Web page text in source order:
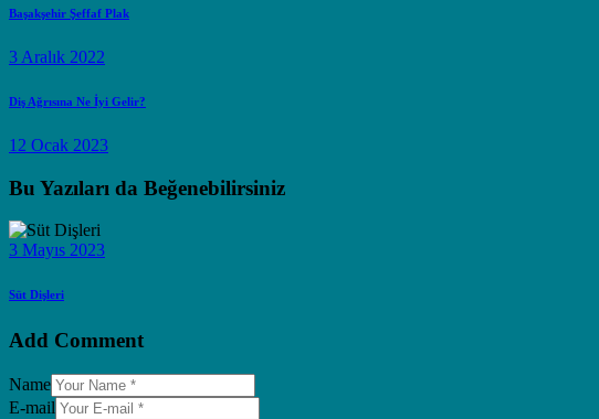
Yazı
gezinmesi
Previous
Başakşehir Şeffaf Plak
3 Aralık 2022
Next
Diş Ağrısına Ne İyi Gelir?
12 Ocak 2023
Bu Yazıları da Beğenebilirsiniz
3 Mayıs 2023
Süt Dişleri
Add Comment
Name
E-mail